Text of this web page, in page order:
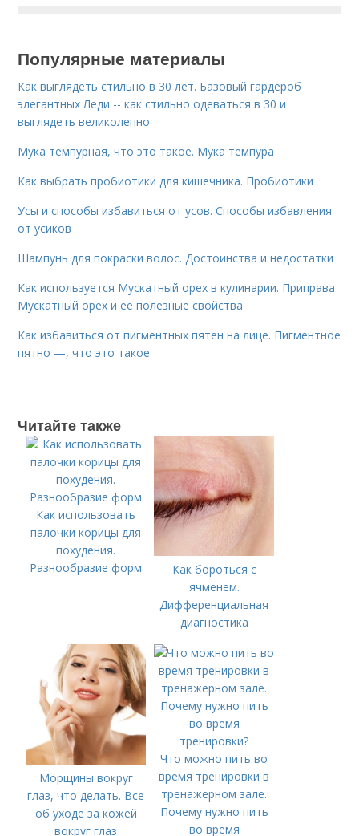
Популярные материалы
Как выглядеть стильно в 30 лет. Базовый гардероб
элегантных Леди -- как стильно одеваться в 30 и
выглядеть великолепно
Мука темпурная, что это такое. Мука темпура
Как выбрать пробиотики для кишечника. Пробиотики
Усы и способы избавиться от усов. Способы избавления
от усиков
Шампунь для покраски волос. Достоинства и недостатки
Как используется Мускатный орех в кулинарии. Приправа
Мускатный орех и ее полезные свойства
Как избавиться от пигментных пятен на лице. Пигментное
пятно —, что это такое
Читайте также
Как использовать
палочки корицы для
похудения.
Разнообразие форм
Как бороться с
ячменем.
Дифференциальная
диагностика
Морщины вокруг
глаз, что делать. Все
об уходе за кожей
вокруг глаз
Что можно пить во
время тренировки в
тренажерном зале.
Почему нужно пить
во время